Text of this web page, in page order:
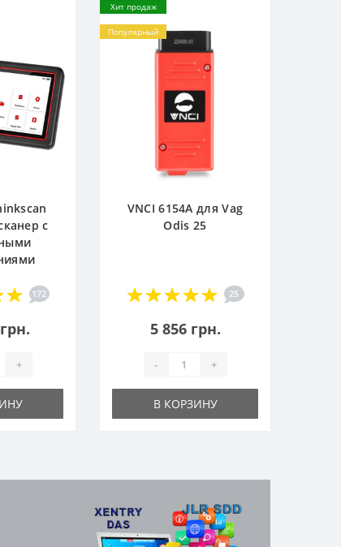
с
172
+
Хит продаж
Популярный
VNCI 6154A для Vag
Odis 25
25
5 856 грн.
- +
В КОРЗИНУ